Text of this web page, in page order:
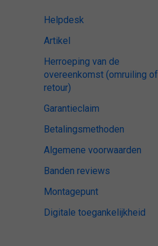
Helpdesk
Artikel
Herroeping van de
overeenkomst (omruiling of
retour)
Garantieclaim
Betalingsmethoden
Algemene voorwaarden
Banden reviews
Montagepunt
Digitale toegankelijkheid